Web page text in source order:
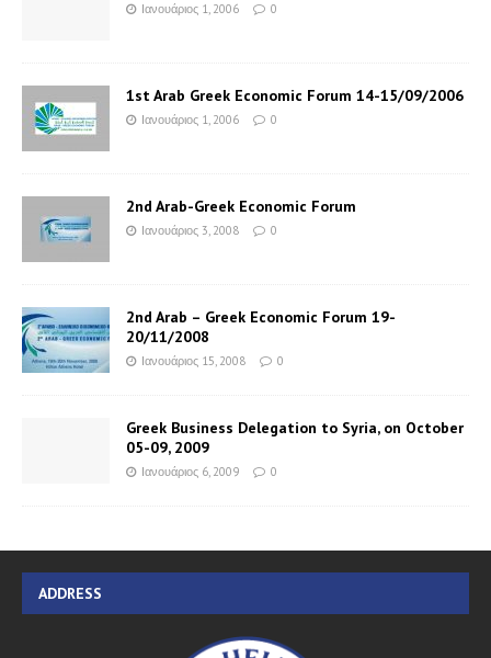
Ιανουάριος 1, 2006 0
1st Arab Greek Economic Forum 14-15/09/2006
Ιανουάριος 1, 2006 0
2nd Arab-Greek Economic Forum
Ιανουάριος 3, 2008 0
2nd Arab – Greek Economic Forum 19-
20/11/2008
Ιανουάριος 15, 2008 0
Greek Business Delegation to Syria, on October
05-09, 2009
Ιανουάριος 6, 2009 0
ADDRESS